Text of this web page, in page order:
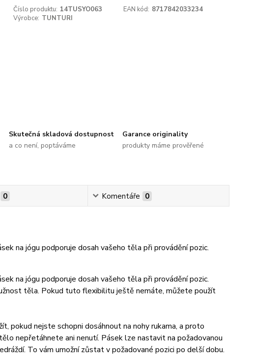
Číslo produktu: 14TUSYO063 EAN kód: 8717842033234
Výrobce: TUNTURI
Skutečná skladová dostupnost
a co není, poptáváme
Garance originality
produkty máme prověřené
0 Komentáře 0
na jógu podporuje dosah vašeho těla při provádění pozic.
na jógu podporuje dosah vašeho těla při provádění pozic.
těla. Pokud tuto flexibilitu ještě nemáte, můžete použít
pokud nejste schopni dosáhnout na nohy rukama, a proto
nepřetáhnete ani nenutí. Pásek lze nastavit na požadovanou
To vám umožní zůstat v požadované pozici po delší dobu.